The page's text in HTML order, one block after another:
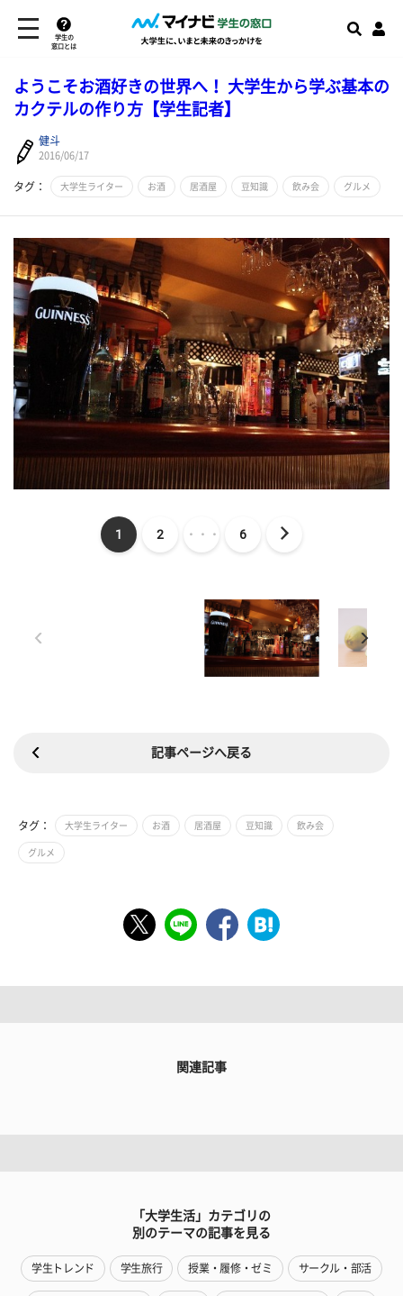
学生の
窓口とは
ようこそお酒好きの世界へ！ 大学生から学ぶ基本の
カクテルの作り方【学生記者】
健斗
2016/06/17
タグ： 大学生ライター お酒 居酒屋 豆知識 飲み会 グルメ
1 2 ・・・ 6
記事ページへ戻る
タグ： 大学生ライター お酒 居酒屋 豆知識 飲み会
グルメ
関連記事
「大学生活」カテゴリの
別のテーマの記事を見る
学生トレンド 学生旅行 授業・履修・ゼミ サークル・部活